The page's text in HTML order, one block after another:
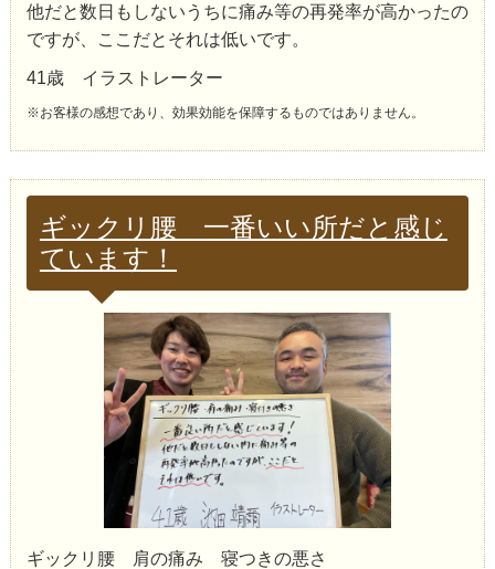
他だと数日もしないうちに痛み等の再発率が高かったの
ですが、ここだとそれは低いです。
41歳 イラストレーター
※お客様の感想であり、効果効能を保障するものではありません。
ギックリ腰 一番いい所だと感じ
ています！
ギックリ腰 肩の痛み 寝つきの悪さ